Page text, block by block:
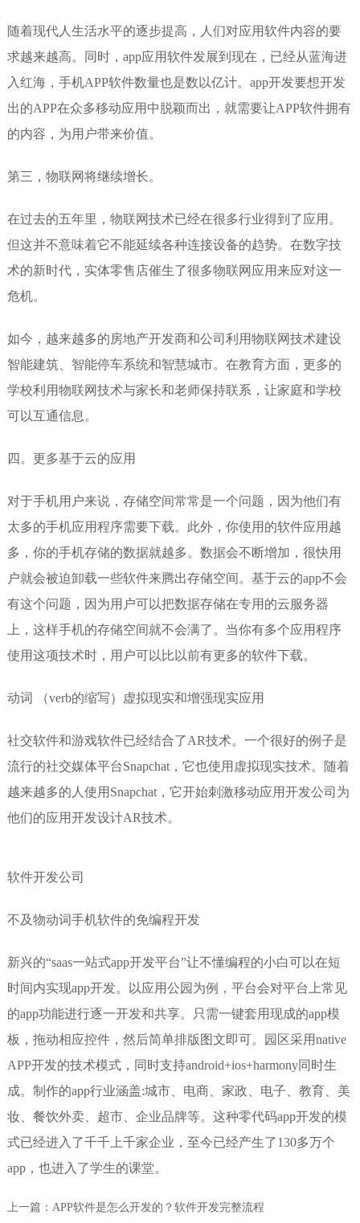
随着现代人生活水平的逐步提高，人们对应用软件内容的要
求越来越高。同时，app应用软件发展到现在，已经从蓝海进
入红海，手机APP软件数量也是数以亿计。app开发要想开发
出的APP在众多移动应用中脱颖而出，就需要让APP软件拥有
的内容，为用户带来价值。
第三，物联网将继续增长。
在过去的五年里，物联网技术已经在很多行业得到了应用。
但这并不意味着它不能延续各种连接设备的趋势。在数字技
术的新时代，实体零售店催生了很多物联网应用来应对这一
危机。
如今，越来越多的房地产开发商和公司利用物联网技术建设
智能建筑、智能停车系统和智慧城市。在教育方面，更多的
学校利用物联网技术与家长和老师保持联系，让家庭和学校
可以互通信息。
四。更多基于云的应用
对于手机用户来说，存储空间常常是一个问题，因为他们有
太多的手机应用程序需要下载。此外，你使用的软件应用越
多，你的手机存储的数据就越多。数据会不断增加，很快用
户就会被迫卸载一些软件来腾出存储空间。基于云的app不会
有这个问题，因为用户可以把数据存储在专用的云服务器
上，这样手机的存储空间就不会满了。当你有多个应用程序
使用这项技术时，用户可以比以前有更多的软件下载。
动词 （verb的缩写）虚拟现实和增强现实应用
社交软件和游戏软件已经结合了AR技术。一个很好的例子是
流行的社交媒体平台Snapchat，它也使用虚拟现实技术。随着
越来越多的人使用Snapchat，它开始刺激移动应用开发公司为
他们的应用开发设计AR技术。
软件开发公司
不及物动词手机软件的免编程开发
新兴的“saas一站式app开发平台”让不懂编程的小白可以在短
时间内实现app开发。以应用公园为例，平台会对平台上常见
的app功能进行逐一开发和共享。只需一键套用现成的app模
板，拖动相应控件，然后简单排版图文即可。园区采用native
APP开发的技术模式，同时支持android+ios+harmony同时生
成。制作的app行业涵盖:城市、电商、家政、电子、教育、美
妆、餐饮外卖、超市、企业品牌等。这种零代码app开发的模
式已经进入了千千上千家企业，至今已经产生了130多万个
app，也进入了学生的课堂。
上一篇： APP软件是怎么开发的？软件开发完整流程